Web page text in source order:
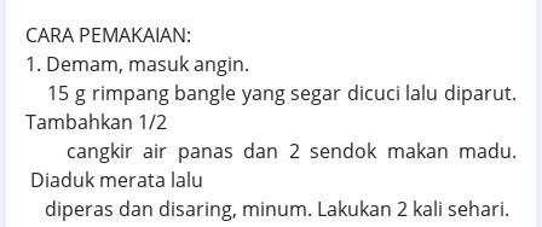
CARA PEMAKAIAN:
1. Demam, masuk angin.
15 g rimpang bangle yang segar dicuci lalu diparut.
Tambahkan 1/2
cangkir air panas dan 2 sendok makan madu.
Diaduk merata lalu
diperas dan disaring, minum. Lakukan 2 kali sehari.